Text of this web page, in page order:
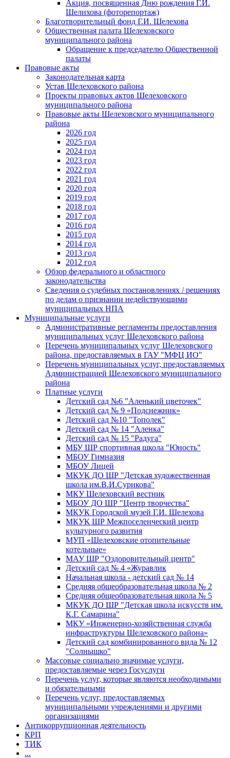
Акция, посвященная Дню рождения Г.И.
Шелихова (фоторепортаж)
Благотворительный фонд Г.И. Шелехова
Общественная палата Шелеховского
муниципального района
Обращение к председателю Общественной
палаты
Правовые акты
Законодательная карта
Устав Шелеховского района
Проекты правовых актов Шелеховского
муниципального района
Правовые акты Шелеховского муниципального
района
2026 год
2025 год
2024 год
2023 год
2022 год
2021 год
2020 год
2019 год
2018 год
2017 год
2016 год
2015 год
2014 год
2013 год
2012 год
Обзор федерального и областного
законодательства
Сведения о судебных постановлениях / решениях
по делам о признании недействующими
муниципальных НПА
Муниципальные услуги
Административные регламенты предоставления
муниципальных услуг Шелеховского района
Перечень муниципальных услуг Шелеховского
района, предоставляемых в ГАУ "МФЦ ИО"
Перечень муниципальных услуг, предоставляемых
Администрацией Шелеховского муниципального
района
Платные услуги
Детский сад №6 "Аленький цветочек"
Детский сад № 9 «Подснежник»
Детский сад №10 "Тополек"
Детский сад № 14 "Аленка"
Детский сад № 15 "Радуга"
МБУ ШР спортивная школа "Юность"
МБОУ Гимназия
МБОУ Лицей
МКУК ДО ШР "Детская художественная
школа им.В.И.Сурикова"
МКУ Шелеховский вестник
МБОУ ДО ШР "Центр творчества"
МКУК Городской музей Г.И. Шелехова
МКУК ШР Межпоселенческий центр
культурного развития
МУП «Шелеховские отопительные
котельные»
МАУ ШР "Оздоровительный центр"
Детский сад № 4 «Журавлик
Начальная школа - детский сад № 14
Средняя общеобразовательная школа № 2
Средняя общеобразовательная школа № 5
МКУК ДО ШР "Детская школа искусств им.
К.Г. Самарина"
МКУ «Инженерно-хозяйственная служба
инфраструктуры Шелеховского района»
Детский сад комбинированного вида № 12
"Солнышко"
Массовые социально значимые услуги,
предоставляемые через Госуслуги
Перечень услуг, которые являются необходимыми
и обязательными
Перечень услуг, предоставляемых
муниципальными учреждениями и другими
организациями
Антикоррупционная деятельность
КРП
ТИК
...